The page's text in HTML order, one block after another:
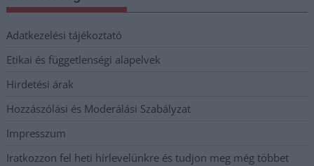
Adatkezelési tájékoztató
Etikai és függetlenségi alapelvek
Hirdetési árak
Hozzászólási és Moderálási Szabályzat
Impresszum
Iratkozzon fel heti hírlevelünkre és tudjon meg még többet